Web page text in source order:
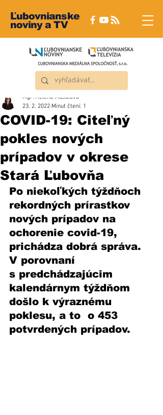
Ľubovnianske
noviny a TV
COVID-19: Citeľný
pokles nových
prípadov v okrese
Stará Ľubovňa
Mgr. Helena Musalová
23. 2. 2022 Minut čtení: 1
Po niekoľkých týždňoch
rekordných prírastkov
nových prípadov na
ochorenie covid-19,
prichádza dobrá správa.
V porovnaní
s predchádzajúcim
kalendárnym týždňom
došlo k výraznému
poklesu, a to  o 453
potvrdených prípadov.